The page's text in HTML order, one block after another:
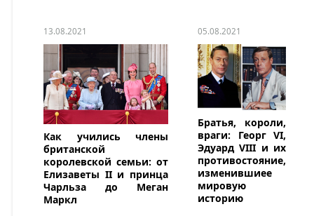
младшего сына
принца Кала
Филиппа и
принцессы
Софии.
13.08.2021
Как учились члены
британской
королевской семьи: от
Елизаветы II и принца
Чарльза до Меган
Маркл
05.08.2021
Братья, короли,
враги: Георг VI,
Эдуард VIII и их
противостояние,
изменившиее
мировую
историю